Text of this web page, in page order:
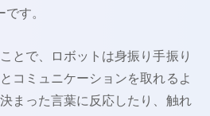
す。
とで、ロボットは身振り手振り
コミュニケーションを取れるよ
まった言葉に反応したり、触れ